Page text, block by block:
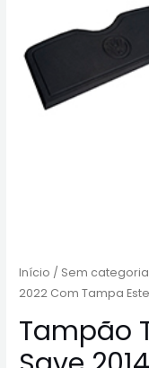
Início / Sem categoria
2022 Com Tampa
Tampão